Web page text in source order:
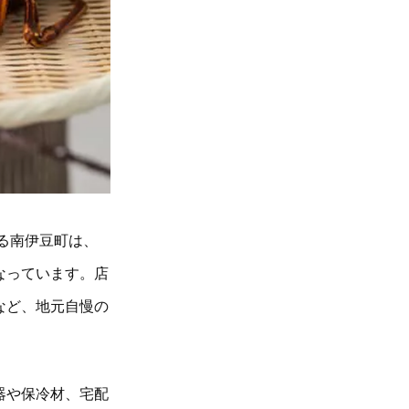
伊豆町は、
っています。店
ど、地元自慢の
や保冷材、宅配